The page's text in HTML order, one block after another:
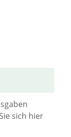
sich hier